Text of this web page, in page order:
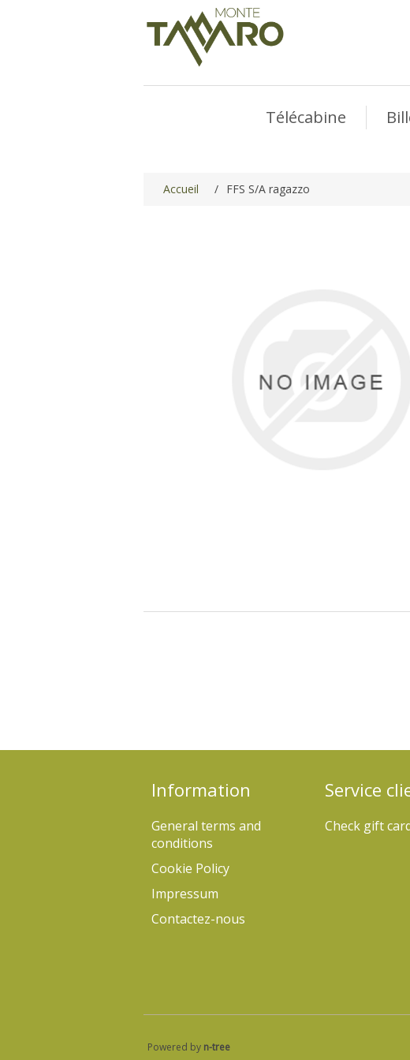
Télécabine
Accueil / FFS S/A ragazzo
Information
General terms and
conditions
Cookie Policy
Impressum
Contactez-nous
Service
Check gift
Powered by n-tree